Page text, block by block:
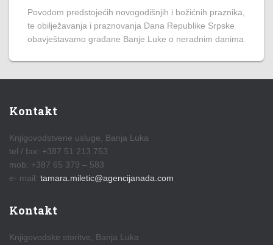
Povodom predstojećih novogodišnjih i božićnih praznika,
te obilježavanja i praznovanja Dana Republike Srpske
obavještavamo građane Banje Luke o neradnim danima
Kontakt
Knjigovodstvene usluge, Banja Luka
tel / fax: +387 51 213 753
mob: +387 65 379 – 583
e- mail: tamara.miletic@agencijanada.com
Kontakt
Knjigovodske storitve, Banja Luka